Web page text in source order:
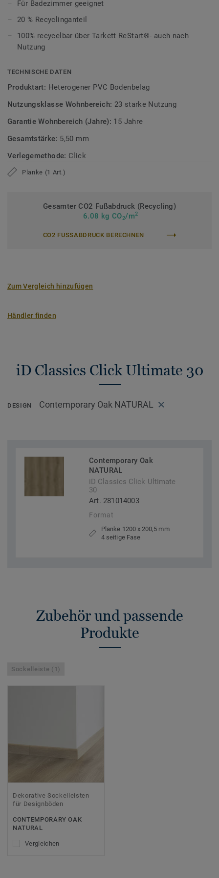
ultramatte Optik und schützt zuverlässig vor Kratzern,
Zirkulär gedacht
anerkannten Standards.
>> Erfahren Sie mehr über Tarkett Klick Vinyl.
Für Badezimmer geeignet
20 % Recyclinganteil
100% recycelbar über Tarkett ReStart®- auch nach
Nutzung
TECHNISCHE DATEN
Produktart: Heterogener PVC Bodenbelag
Nutzungsklasse Wohnbereich: 23 starke Nutzung
Garantie Wohnbereich (Jahre): 15 Jahre
Gesamtstärke: 5,50 mm
Verlegemethode: Click
Planke (1 Art.)
Gesamter CO2 Fußabdruck (Recycling)
6.08 kg CO2/m2
CO2 FUSSABDRUCK BERECHNEN
Zum Vergleich hinzufügen
Händler finden
iD Classics Click Ultimate 30
DESIGN Contemporary Oak NATURAL
Contemporary Oak
NATURAL
iD Classics Click Ultimate
30
Art. 281014003
Format
Planke 1200 x 200,5 mm
4 seitige Fase
Zubehör und passende
Produkte
Sockelleiste (1)
Dekorative Sockelleisten
für Designböden
CONTEMPORARY OAK
NATURAL
Vergleichen